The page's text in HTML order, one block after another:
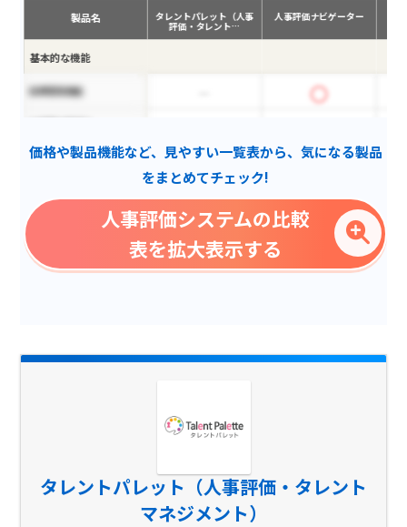
製品名
基本的な機能
目標管理機能
ハイパフォーマンス分析
MBO評価対応
人事給与システム連携
タレントパレット（人事
評価・タレント…
人事評価ナビゲーター
価格や製品機能など、見やすい一覧表から、気になる製品
をまとめてチェック!
人事評価システムの比較
表を拡大表示する
タレントパレット（人事評価・タレント
マネジメント）